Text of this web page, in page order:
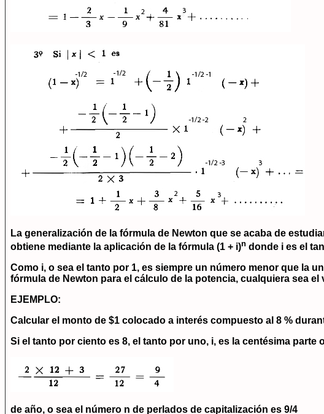
La generalización de la fórmula de Newton que se acaba de
obtiene mediante la aplicación de la fórmula (1 + i)n donde i es el
Como i, o sea el tanto por 1, es siempre un número menor que la
fórmula de Newton para el cálculo de la potencia, cualquiera sea el
EJEMPLO:
Calcular el monto de $1 colocado a interés compuesto al 8 %
Si el tanto por ciento es 8, el tanto por uno, i, es la centésima
de año, o sea el número n de perlados de capitalización es 9/4